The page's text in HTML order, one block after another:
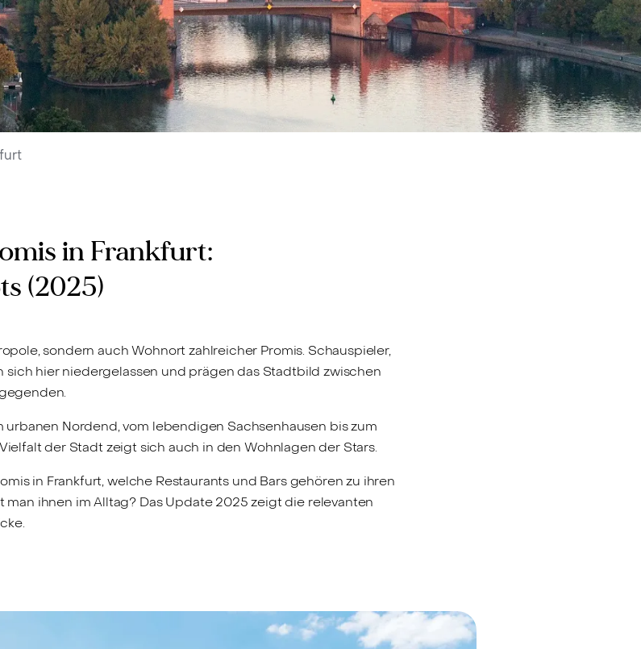
in Frankfurt:
(2025)
sondern auch Wohnort zahlreicher Promis. Schauspieler,
sich hier niedergelassen und prägen das Stadtbild zwischen
Nordend, vom lebendigen Sachsenhausen bis zum
der Stadt zeigt sich auch in den Wohnlagen der Stars.
in Frankfurt, welche Restaurants und Bars gehören zu ihren
ihnen im Alltag? Das Update 2025 zeigt die relevanten